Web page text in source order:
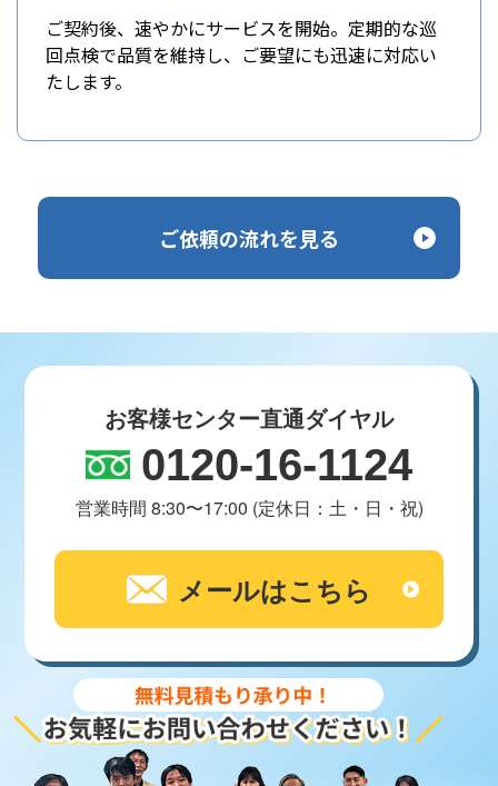
ご契約後、速やかにサービスを開始。定期的な巡
回点検で品質を維持し、ご要望にも迅速に対応い
たします。
ご依頼の流れを見る
お客様センター直通ダイヤル
0120-16-1124
営業時間 8:30〜17:00 (定休日：土・日・祝)
メールはこちら